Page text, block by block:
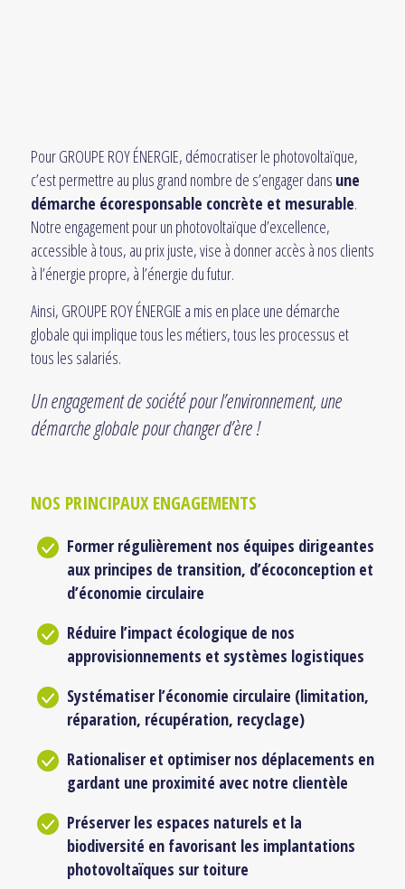
Pour GROUPE ROY ÉNERGIE, démocratiser le photovoltaïque,
c’est permettre au plus grand nombre de s’engager dans une
démarche écoresponsable concrète et mesurable.
Notre engagement pour un photovoltaïque d’excellence,
accessible à tous, au prix juste, vise à donner accès à nos clients
à l’énergie propre, à l’énergie du futur.
Ainsi, GROUPE ROY ÉNERGIE a mis en place une démarche
globale qui implique tous les métiers, tous les processus et
tous les salariés.
Un engagement de société pour l’environnement, une
démarche globale pour changer d’ère !
NOS PRINCIPAUX ENGAGEMENTS
Former régulièrement nos équipes dirigeantes
aux principes de transition, d’écoconception et
d’économie circulaire
Réduire l’impact écologique de nos
approvisionnements et systèmes logistiques
Systématiser l’économie circulaire (limitation,
réparation, récupération, recyclage)
Rationaliser et optimiser nos déplacements en
gardant une proximité avec notre clientèle
Préserver les espaces naturels et la
biodiversité en favorisant les implantations
photovoltaïques sur toiture